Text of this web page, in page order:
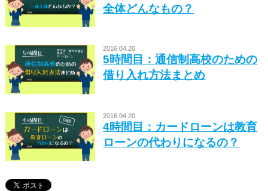
全体どんなもの？
2016.04.20
5時間目：通信制高校のための
借り入れ方法まとめ
2016.04.20
4時間目：カードローンは教育
ローンの代わりになるの？